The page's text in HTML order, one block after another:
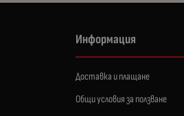
Информация
Доставка и плащане
Общи условия за ползване